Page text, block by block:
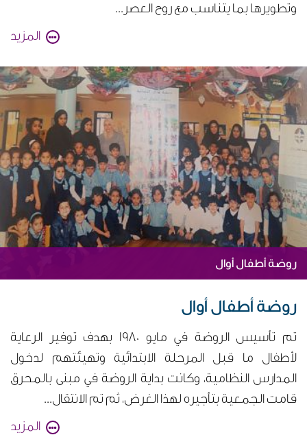
وتطويرها بما يتناسب مع روح العصر...
المزيد
روضة أطفال أوال
روضة أطفال أوال
تم تأسيس الروضة في مايو 1980 بهدف توفير الرعاية
لأطفال ما قبل المرحلة الابتدائية وتهيئتهم لدخول
المدارس النظامية، وكانت بداية الروضة في مبنى بالمحرق
قامت الجمعية بتأجيره لهذا الغرض، ثم تم الانتقال...
المزيد